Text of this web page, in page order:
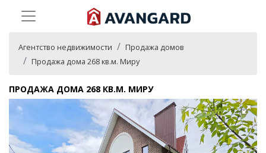
Агентство недвижимости
Продажа домов
Продажа дома 268 кв.м. Миру
ПРОДАЖА ДОМА 268 КВ.М. МИРУ